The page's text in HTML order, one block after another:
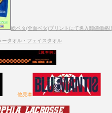
総ベタ(全面ベタ)プリントにて名入卸値価格!!
ータオル・フェイスタオル
他見本